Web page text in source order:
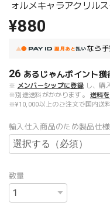
ォルメキャラアクリル
¥880
なら
26 あるじゃんポイント獲
※ メンバーシップに登録 し、購
※別途送料がかかります。
送料
※¥10,000以上のご注文で国内送
輸入仕入商品のため製品仕
数量